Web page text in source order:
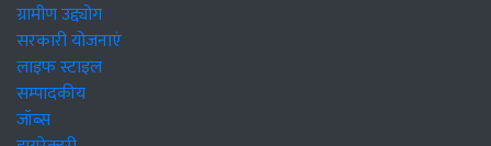
ग्रामीण उद्द्योग
सरकारी योजनाएं
लाइफ स्टाइल
सम्पादकीय
जॉब्स